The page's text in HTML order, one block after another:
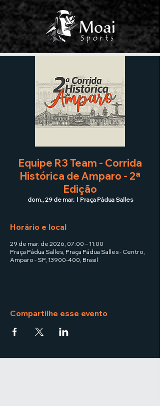
Equipe R3 Team - Corrida
Histórica de Amparo - 2ª
Edição
dom., 29 de mar.
  |
Praça Pádua Salles
Horário e local
29 de mar. de 2026, 07:00 – 11:00
Praça Pádua Salles, Praça Pádua Salles - Centro,
Amparo - SP, 13900-400, Brasil
Compartilhe esse evento